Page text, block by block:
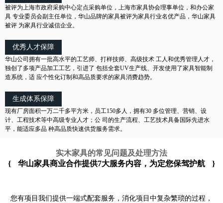
被评为上海市政府采购中心定点采购单位，上海市家具协会理事单位，和办公家
具 专业委员会副主任单位，华山品牌的家具被评为家具行业名优产品，华山家具
被评 为家具行业诚信企业。
优秀人才保障
华山公司拥有一批高水平的工艺师、打样技师、高级技术 工人和优秀管理人才，
独创了多项产品加工工艺，引进了 包括全套UV生产线、开发使用了家具智能制
造系统，适 应个性化订制和高品质要求的家具消费趋势。
生成体系保障
现有厂房面积一万二千多平方米，员工150多人，拥有30 多位管理、营销、设
计、工程技术等中高级专业人才；公 司的生产流程、工艺技术具备国际先进水
平，能适应多品 种高品质快速供货服务需求。
实木家具的常见问题及处理方法
{
华山家具商业合作提供7大服务内容，为定您保驾护航 }
您有项目我们提供一端式配套服务，消化项目中复杂繁琐的过程，